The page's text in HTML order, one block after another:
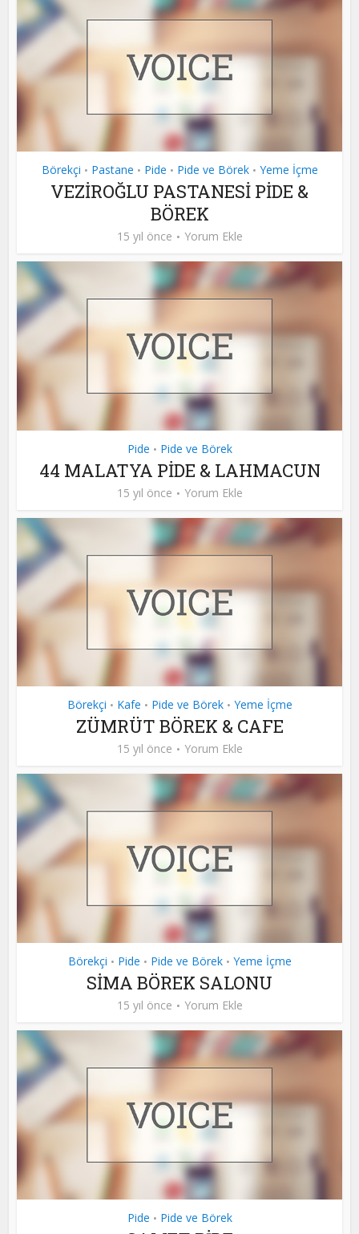
Börekçi • Pastane • Pide • Pide ve Börek • Yeme İçme
VEZİROĞLU PASTANESİ PİDE &
BÖREK
15 yıl önce Yorum Ekle
Pide • Pide ve Börek
44 MALATYA PİDE & LAHMACUN
15 yıl önce Yorum Ekle
Börekçi • Kafe • Pide ve Börek • Yeme İçme
ZÜMRÜT BÖREK & CAFE
15 yıl önce Yorum Ekle
Börekçi • Pide • Pide ve Börek • Yeme İçme
SİMA BÖREK SALONU
15 yıl önce Yorum Ekle
Pide • Pide ve Börek